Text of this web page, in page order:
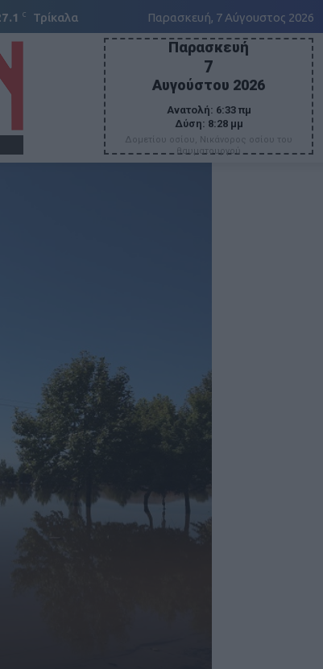
C Τρίκαλα Παρασκευή, 7 Αύγουστος 2026
Παρασκευή
7
Αυγούστου 2026
Ανατολή: 6:33 πμ
Δύση: 8:28 μμ
Δομετίου οσίου, Νικάνορος οσίου του
θαυματουργού